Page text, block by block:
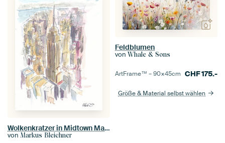
Wolkenkratzer in Midtown Manhattan Wolkenkratzer-Szene New York City
von Markus Bleichner
Feldblumen
von Whale & Sons
ArtFrame™ –90×45cm CHF175.-
Größe & Material selbst wählen